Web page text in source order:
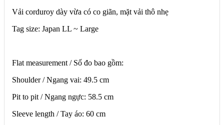
Vải corduroy dày vừa có co giãn, mặt vải thô nhẹ
Tag size: Japan LL ~ Large
Flat measurement / Số đo bao gồm:
Shoulder / Ngang vai: 49.5 cm
Pit to pit / Ngang ngực: 58.5 cm
Sleeve length / Tay áo: 60 cm